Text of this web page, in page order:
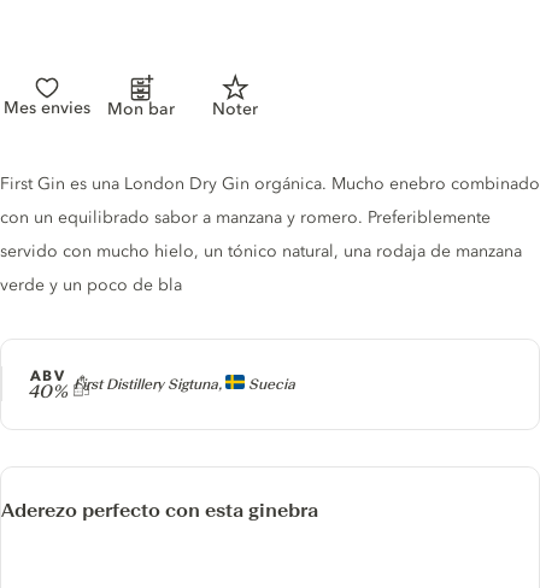
Mes envies Mon bar Noter
Producer
First Distillery Sigtuna, Suecia
ABV
40%
Gin description
First Gin es una London Dry Gin orgánica. Mucho enebro combinado
con un equilibrado sabor a manzana y romero. Preferiblemente
servido con mucho hielo, un tónico natural, una rodaja de manzana
verde y un poco de bla
Aderezo perfecto con esta ginebra